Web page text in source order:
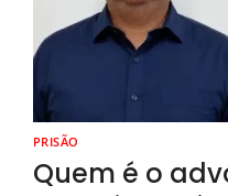
PRISÃO
Quem é o